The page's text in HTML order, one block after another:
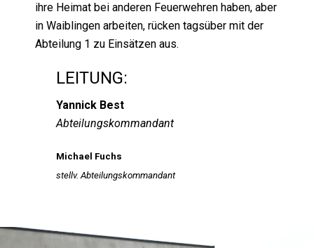
ihre Heimat bei anderen Feuerwehren haben, aber
in Waiblingen arbeiten, rücken tagsüber mit der
Abteilung 1 zu Einsätzen aus.
LEITUNG:
Yannick Best
Abteilungskommandant
Michael Fuchs
stellv. Abteilungskommandant